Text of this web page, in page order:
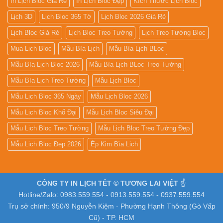
Lịch 3D Lịch Bloc 365 Tờ Lịch Bloc 2026 Giá Rẻ
Lịch Bloc Giá Rẻ Lịch Bloc Treo Tường Lịch Treo Tường Bloc
Mua Lich Bloc Mẫu Bìa Lịch Mẫu Bìa Lịch BLoc
Mẫu Bìa Lịch Bloc 2026 Mẫu Bìa Lịch BLoc Treo Tường
Mẫu Bìa Lịch Treo Tường Mẫu Lịch Bloc
Mẫu Lịch Bloc 365 Ngày Mẫu Lịch Bloc 2026
Mẫu Lịch Bloc Khổ Đại Mẫu Lịch Bloc Siêu Đại
Mẫu Lịch Bloc Treo Tường Mẫu Lịch Bloc Treo Tường Đẹp
Mẫu Lịch Bloc Đẹp 2026 Ép Kim Bìa Lịch
CÔNG TY IN LỊCH TẾT © TƯƠNG LAI VIỆT ☝️
Hotline/Zalo: 0983.559.554 - 0913.559.554 - 0937.559.554
Trụ sở chính: 950/9 Nguyễn Kiệm - Phường Hạnh Thông (Gò Vấp
Cũ) - TP. HCM